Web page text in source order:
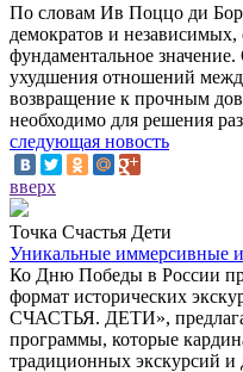
По словам Ив Поццо ди
демократов и
фундаментальное
ухудшения отношений
возвращение к прочным
необходимо для решения
следующая новость
вверх
Точка Счастья Дети
Уникальные иммерсивные
Ко Дню Победы в России
формат исторических
СЧАСТЬЯ. ДЕТИ»,
программы, которые
традиционных экскурсий и